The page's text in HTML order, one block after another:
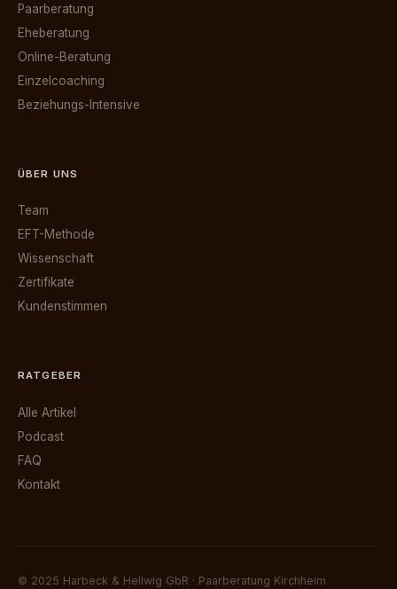
Paarberatung
Eheberatung
Online-Beratung
Einzelcoaching
Beziehungs-Intensive
ÜBER UNS
Team
EFT-Methode
Wissenschaft
Zertifikate
Kundenstimmen
RATGEBER
Alle Artikel
Podcast
FAQ
Kontakt
© 2025 Harbeck & Hellwig GbR · Paarberatung Kirchheim